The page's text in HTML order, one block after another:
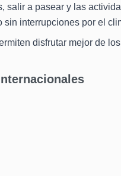
salir a pasear y las
sin interrupciones por el
disfrutar mejor de los